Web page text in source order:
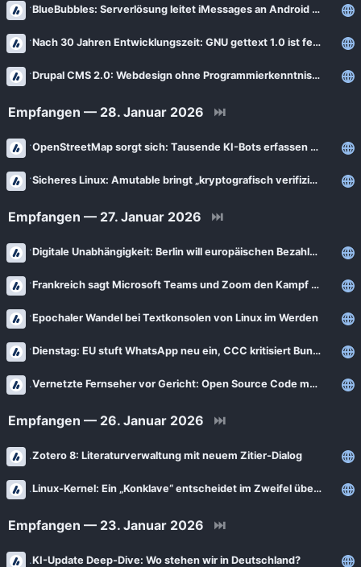
BlueBubbles: Serverlösung leitet iMessages an Android weiter
Nach 30 Jahren Entwicklungszeit: GNU gettext 1.0 ist fertig
Drupal CMS 2.0: Webdesign ohne Programmierkenntnisse
Empfangen — 28. Januar 2026 ⏭
OpenStreetMap sorgt sich: Tausende KI-Bots erfassen Daten
Sicheres Linux: Amutable bringt „kryptografisch verifizierbare Integrität“
Empfangen — 27. Januar 2026 ⏭
Digitale Unabhängigkeit: Berlin will europäischen Bezahldienst Wero einführen
Frankreich sagt Microsoft Teams und Zoom den Kampf an
Epochaler Wandel bei Textkonsolen von Linux im Werden
Dienstag: EU stuft WhatsApp neu ein, CCC kritisiert Bundesjustizministerium
Vernetzte Fernseher vor Gericht: Open Source Code muss nicht installierbar sein
Empfangen — 26. Januar 2026 ⏭
Zotero 8: Literaturverwaltung mit neuem Zitier-Dialog
Linux-Kernel: Ein „Konklave“ entscheidet im Zweifel über die neue Leitung
Empfangen — 23. Januar 2026 ⏭
KI-Update Deep-Dive: Wo stehen wir in Deutschland?